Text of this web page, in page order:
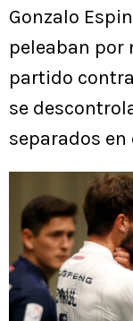
Gonzalo
peleaban por
partido
se
separados